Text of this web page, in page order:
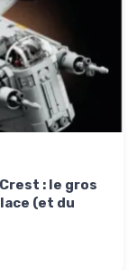
: le gros
(et du